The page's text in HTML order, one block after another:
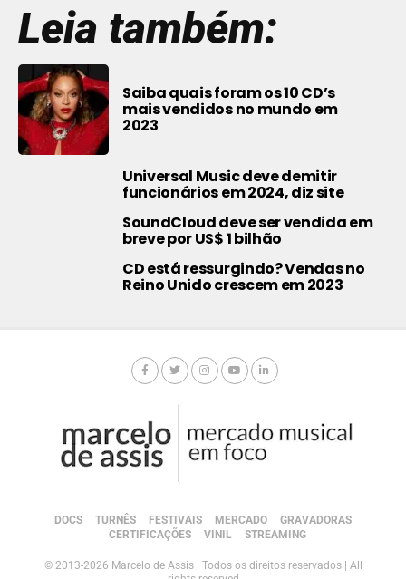
Leia também:
Saiba quais foram os 10 CD’s
mais vendidos no mundo em
2023
Universal Music deve demitir
funcionários em 2024, diz site
SoundCloud deve ser vendida em
breve por US$ 1 bilhão
CD está ressurgindo? Vendas no
Reino Unido crescem em 2023
DOCS TURNÊS FESTIVAIS MERCADO
GRAVADORAS
CERTIFICAÇÕES
VINIL STREAMING
© 2013-2026 Marcelo de Assis | Todos os direitos reservados | All